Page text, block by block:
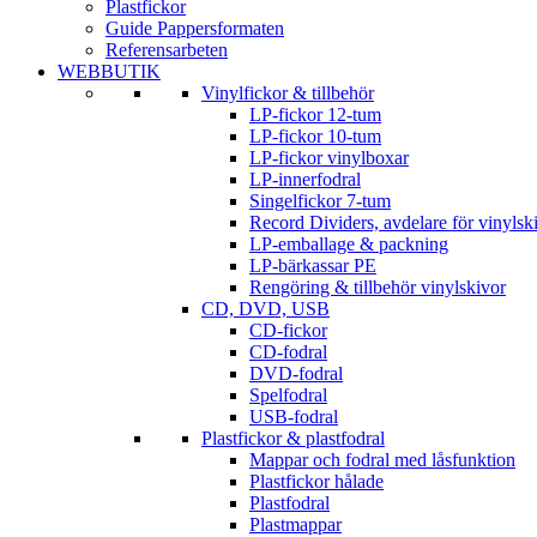
Plastfickor
Guide Pappersformaten
Referensarbeten
WEBBUTIK
Vinylfickor & tillbehör
LP-fickor 12-tum
LP-fickor 10-tum
LP-fickor vinylboxar
LP-innerfodral
Singelfickor 7-tum
Record Dividers, avdelare för
LP-emballage & packning
LP-bärkassar PE
Rengöring & tillbehör vinylskivor
CD, DVD, USB
CD-fickor
CD-fodral
DVD-fodral
Spelfodral
USB-fodral
Plastfickor & plastfodral
Mappar och fodral med låsfunktion
Plastfickor hålade
Plastfodral
Plastmappar